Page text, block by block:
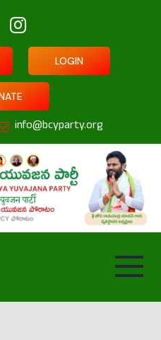
LOGIN
info@bcyparty.org